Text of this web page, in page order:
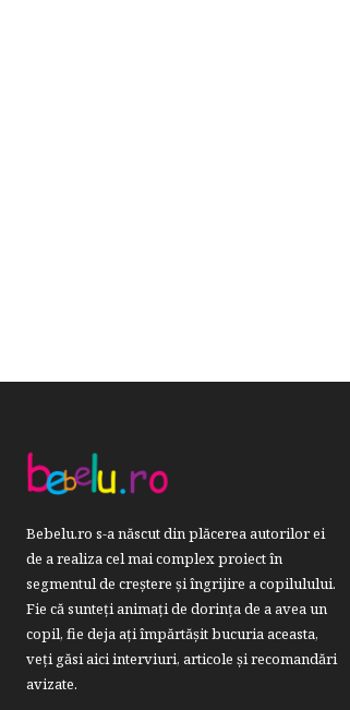
Bebelu.ro s-a născut din plăcerea autorilor ei
de a realiza cel mai complex proiect în
segmentul de creştere şi îngrijire a copilulului.
Fie că sunteţi animaţi de dorinţa de a avea un
copil, fie deja aţi împărtăşit bucuria aceasta,
veți găsi aici interviuri, articole şi recomandări
avizate.